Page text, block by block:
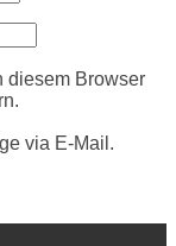
diesem Browser
via E-Mail.